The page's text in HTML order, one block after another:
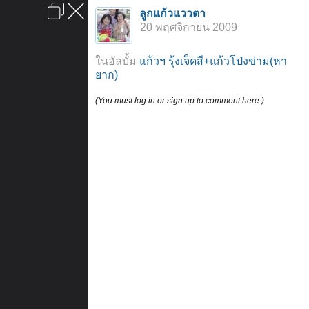
เข้าสู่ระบบหรือลงทะเบียน
ลงโฆษณา ติดต่อเรา ช่วยเหลือ หน้าหลัก
ลูกแก้วแววตา
20 พฤศจิกายน 2009
ในอัลบั้ม แก้วฯ รุ้งเจ็ดสี+แก้วโป่งข่าม(หา
ยาก)
(You must log in or sign up to comment here.)